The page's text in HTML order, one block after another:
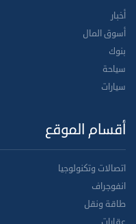
أخبار
أسوق المال
بنوك
سياحة
سيارات
أقسام الموقع
اتصالات وتكنولوجيا
انفوجراف
طاقة ونقل